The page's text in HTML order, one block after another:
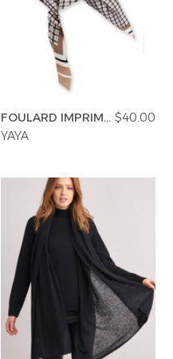
FOULARD IMPRIMÉ
À CARREAUX
$40.00
YAYA